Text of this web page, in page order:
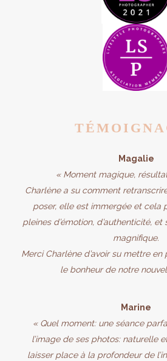
Magalie
« Moment magique,
Charlène a su comment
poser, elle est immergée et cela
pleines d’émotion, d’authenticité,
magnifique.
Merci Charlène d’avoir su mettre en
le bonheur de notre
Marine
« Quel moment: une séance
l’image de ses photos: naturelle
laisser place à la profondeur de